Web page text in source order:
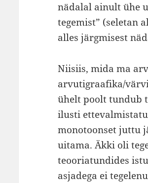
nädalal ainult ühe
tegemist” (seletan
alles järgmisest
Niisiis, mida ma
arvutigraafika/
ühelt poolt tundub
ilusti
monotoonset juttu
uitama. Äkki oli
teooriatundides
asjadega ei